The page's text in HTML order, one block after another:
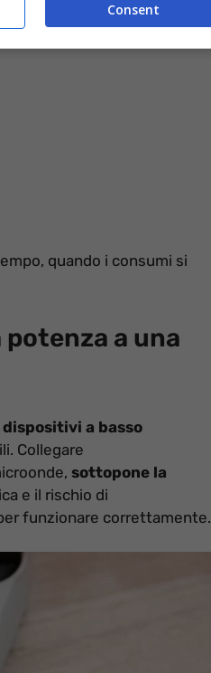
quando i consumi si
a una
a basso
Collegare
sottopone la
e il rischio di
funzionare correttamente.
Consent